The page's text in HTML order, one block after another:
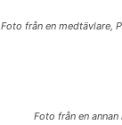
Foto från en medtävlare,
Foto från en